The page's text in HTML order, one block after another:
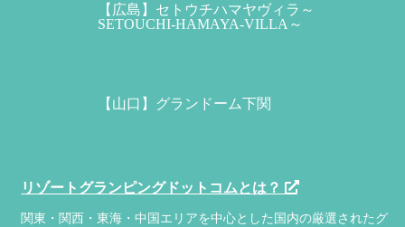
【広島】セトウチハマヤヴィラ～
SETOUCHI-HAMAYA-VILLA～
【山口】グランドーム下関
リゾートグランピングドットコムとは？
関東・関西・東海・中国エリアを中心とした国内の厳選されたグ